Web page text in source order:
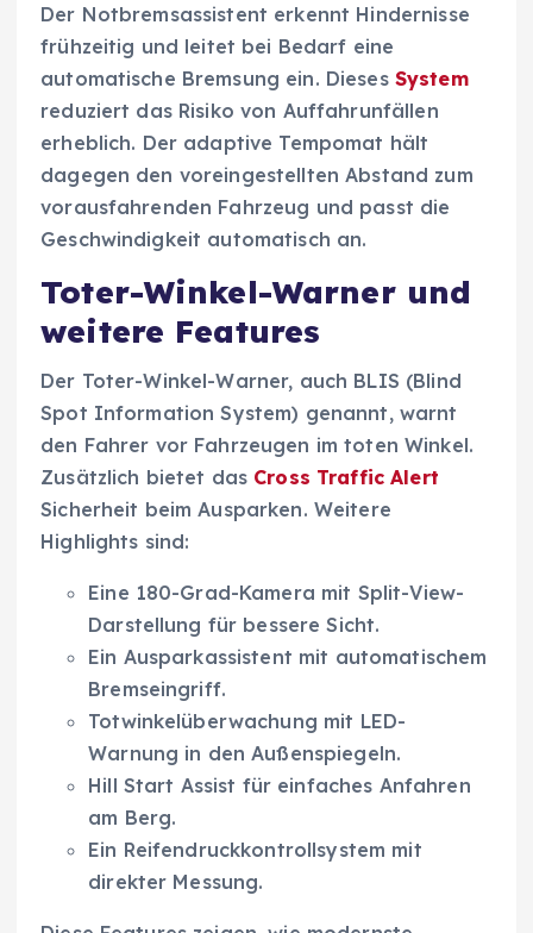
Der Notbremsassistent erkennt Hindernisse
frühzeitig und leitet bei Bedarf eine
automatische Bremsung ein. Dieses System
reduziert das Risiko von Auffahrunfällen
erheblich. Der adaptive Tempomat hält
dagegen den voreingestellten Abstand zum
vorausfahrenden Fahrzeug und passt die
Geschwindigkeit automatisch an.
Toter-Winkel-Warner und
weitere Features
Der Toter-Winkel-Warner, auch BLIS (Blind
Spot Information System) genannt, warnt
den Fahrer vor Fahrzeugen im toten Winkel.
Zusätzlich bietet das Cross Traffic Alert
Sicherheit beim Ausparken. Weitere
Highlights sind:
Eine 180-Grad-Kamera mit Split-View-
Darstellung für bessere Sicht.
Ein Ausparkassistent mit automatischem
Bremseingriff.
Totwinkelüberwachung mit LED-
Warnung in den Außenspiegeln.
Hill Start Assist für einfaches Anfahren
am Berg.
Ein Reifendruckkontrollsystem mit
direkter Messung.